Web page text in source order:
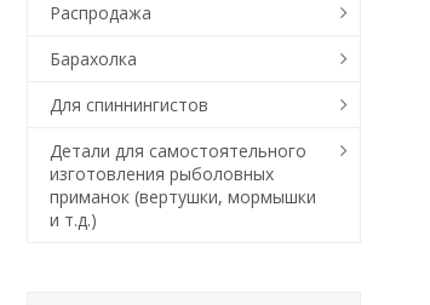
Распродажа
Барахолка
Для спиннингистов
Детали для самостоятельного
изготовления рыболовных
приманок (вертушки, мормышки
и т.д.)